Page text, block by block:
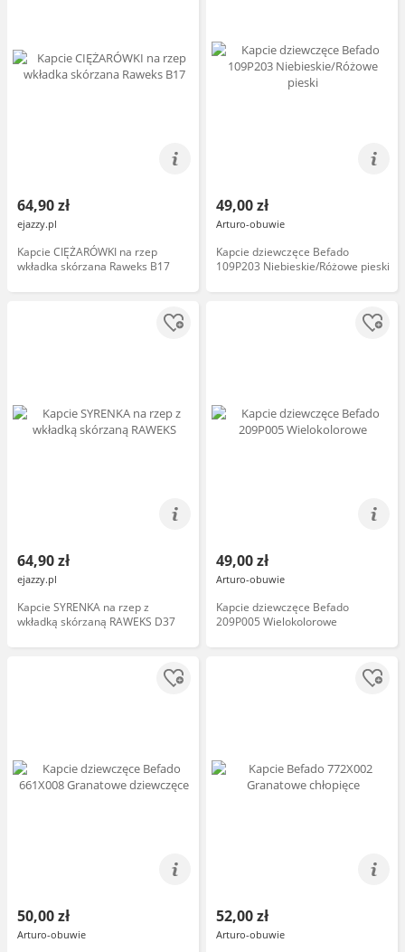
64,90 zł
ejazzy.pl
Kapcie CIĘŻARÓWKI na rzep
wkładka skórzana Raweks B17
49,00 zł
Arturo-obuwie
Kapcie dziewczęce Befado
109P203 Niebieskie/Różowe pieski
64,90 zł
ejazzy.pl
Kapcie SYRENKA na rzep z
wkładką skórzaną RAWEKS D37
49,00 zł
Arturo-obuwie
Kapcie dziewczęce Befado
209P005 Wielokolorowe
50,00 zł
Arturo-obuwie
52,00 zł
Arturo-obuwie